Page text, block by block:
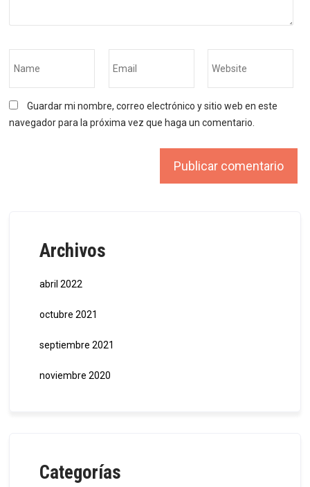
Guardar mi nombre, correo electrónico y sitio web en este
navegador para la próxima vez que haga un comentario.
Archivos
abril 2022
octubre 2021
septiembre 2021
noviembre 2020
Categorías